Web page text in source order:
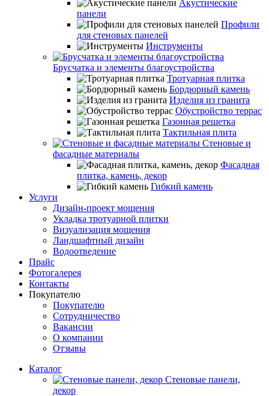
Акустические
панели
Профили
для стеновых панелей
Инструменты
Брусчатка и элементы благоустройства
Тротуарная плитка
Бордюрный камень
Изделия из гранита
Обустройство террас
Газонная решетка
Тактильная плита
Стеновые и
фасадные материалы
Фасадная
плитка, камень, декор
Гибкий камень
Услуги
Дизайн-проект мощения
Укладка тротуарной плитки
Визуализация мощения
Ландшафтный дизайн
Водоотведение
Прайс
Фотогалерея
Контакты
Покупателю
Покупателю
Сотрудничество
Вакансии
О компании
Отзывы
Каталог
Стеновые панели,
декор